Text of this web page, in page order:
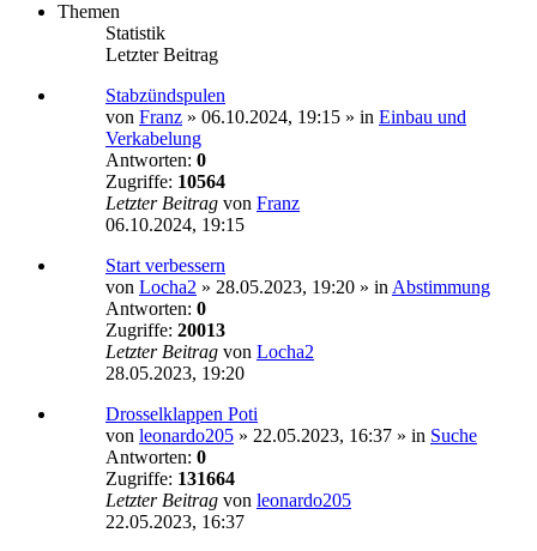
Themen
Statistik
Letzter Beitrag
Stabzündspulen
von Franz » 06.10.2024, 19:15 » in Einbau und
Verkabelung
Antworten: 0
Zugriffe: 10564
Letzter Beitrag von Franz
06.10.2024, 19:15
Start verbessern
von Locha2 » 28.05.2023, 19:20 » in Abstimmung
Antworten: 0
Zugriffe: 20013
Letzter Beitrag von Locha2
28.05.2023, 19:20
Drosselklappen Poti
von leonardo205 » 22.05.2023, 16:37 » in Suche
Antworten: 0
Zugriffe: 131664
Letzter Beitrag von leonardo205
22.05.2023, 16:37